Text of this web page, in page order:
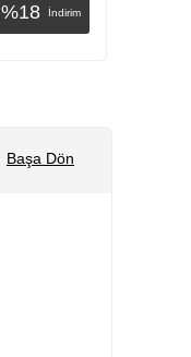
İndirim
Başa Dön